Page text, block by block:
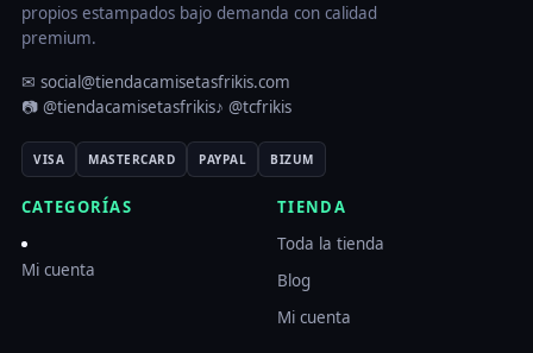
propios estampados bajo demanda con calidad
premium.
✉ social@tiendacamisetasfrikis.com
📷 @tiendacamisetasfrikis♪ @tcfrikis
VISA MASTERCARD PAYPAL BIZUM
CATEGORÍAS
Mi cuenta
TIENDA
Toda la tienda
Blog
Mi cuenta